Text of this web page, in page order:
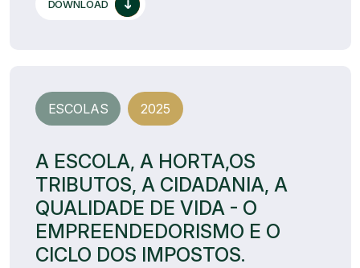
DOWNLOAD
ESCOLAS 2025
A ESCOLA, A HORTA,OS
TRIBUTOS, A CIDADANIA, A
QUALIDADE DE VIDA - O
EMPREENDEDORISMO E O
CICLO DOS IMPOSTOS.